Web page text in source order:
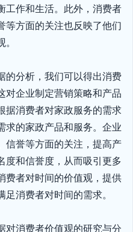
工作和生活。此外，消费者
等方面的关注也反映了他们
的分析，我们可以得出消费
对企业制定营销策略和产品
据消费者对家政服务的需求
求的家政产品和服务。企业
信誉等方面的关注，提高产
度和信誉度，从而吸引更多
费者对时间的价值观，提供
消费者对时间的需求。
对消费者价值观的研究与分